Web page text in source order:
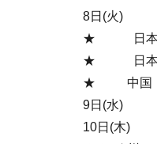
8日(火)
★ 日本 実
★ 日本
★ 中国
9日(水)
10日(木)